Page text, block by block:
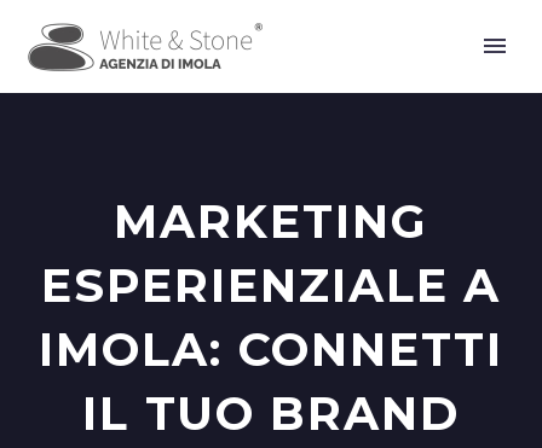
MARKETING
ESPERIENZIALE A
IMOLA: CONNETTI
IL TUO BRAND